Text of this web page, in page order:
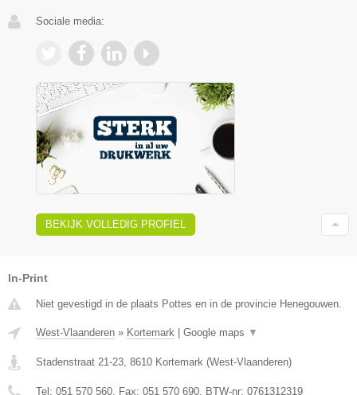
Sociale media:
BEKIJK VOLLEDIG PROFIEL
In-Print
Niet gevestigd in de plaats Pottes en in de provincie Henegouwen.
West-Vlaanderen » Kortemark | Google maps ▼
Stadenstraat 21-23 8610 Kortemark (West-Vlaanderen)
Tel: 051 570 560 , Fax: 051 570 690 , BTW-nr: 0761312319